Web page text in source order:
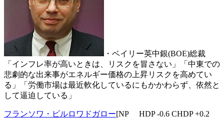
・ベイリー英中銀(BOE)総裁
「インフレ率が高いときは、リスクを冒さない」「中東での
悲劇的な出来事がエネルギー価格の上昇リスクを高めてい
る」「労働市場は最近軟化しているにもかかわらず、依然と
して逼迫している」
フランソワ・ビルロワドガロー[NP HDP -0.6 CHDP +0.2